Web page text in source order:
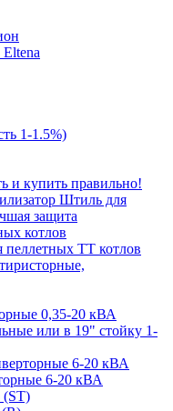
1-1.5%)
и купить правильно!
Штиль для
защита
котлов
пеллетных ТТ котлов
0,35-20 кВА
или в 19" стойку 1-
6-20 кВА
6-20 кВА
(ST)